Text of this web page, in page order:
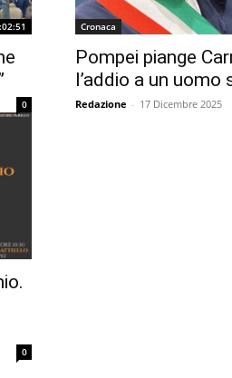
0
Cronaca
Pompei piange
l’addio a un uomo
Redazione - 17 Dicembre 2025
0